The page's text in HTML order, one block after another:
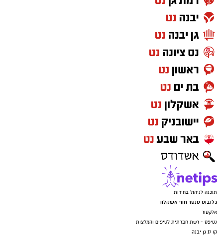
תוכנה לניהול בחירות
גלובוס סנטר חוף אשקלון
אלקטור
נטיפס - רשת חברתית לטיפים והמלצות
קו 17 גן יבנה